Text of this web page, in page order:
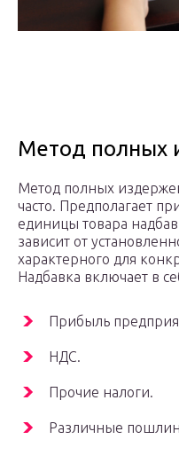
Метод полных
Метод полных
часто. Предполагает
единицы товара
зависит от
характерного для
Надбавка включает в
Прибыль
НДС.
Прочие налоги.
Различные